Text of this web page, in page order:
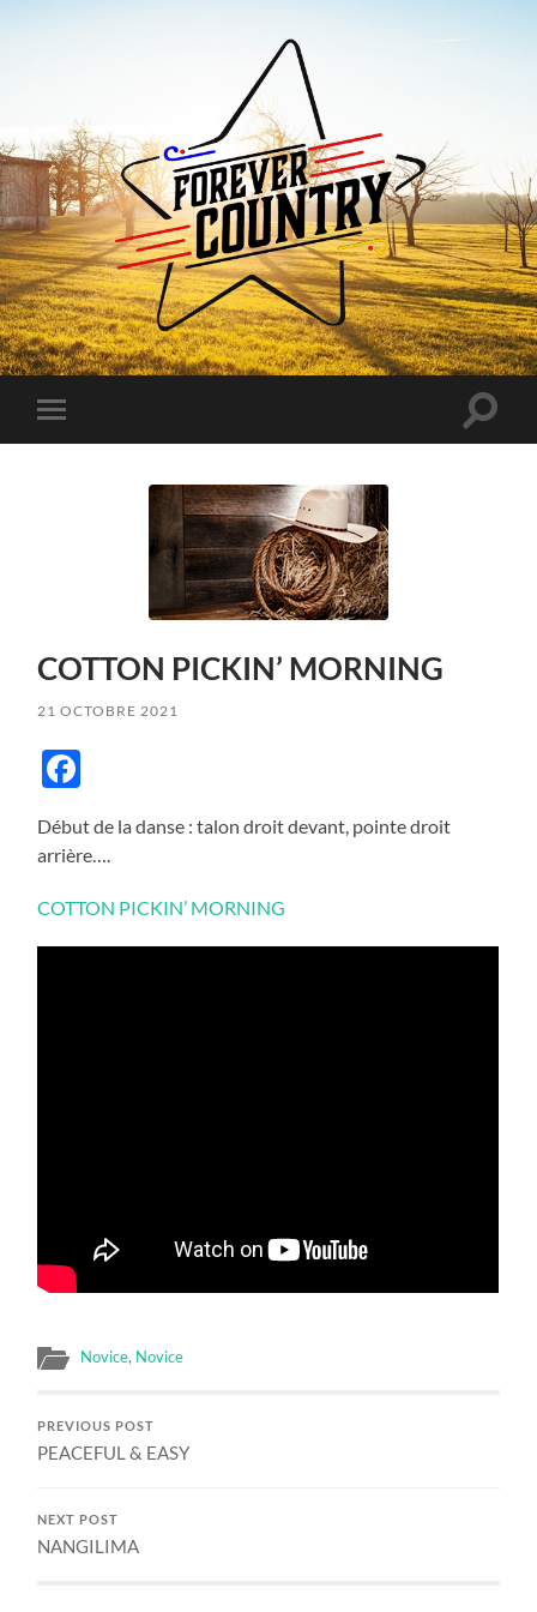
Forever
Country
Toggle
mobile
Toggle
COTTON PICKIN’ MORNING
21 OCTOBRE 2021
Début de la danse : talon droit devant, pointe droit
arrière….
COTTON PICKIN’ MORNING
Novice, Novice
PREVIOUS POST
PEACEFUL & EASY
NEXT POST
NANGILIMA